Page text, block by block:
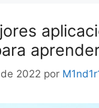
2022 por